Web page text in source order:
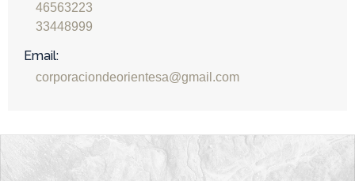
46563223
33448999
Email:
corporaciondeorientesa@gmail.com